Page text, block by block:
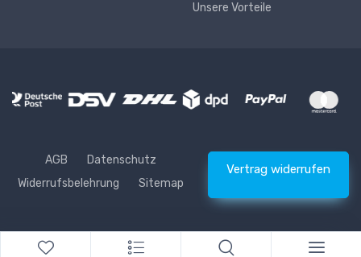
Unsere Vorteile
AGB
Datenschutz
Widerrufsbelehrung
Sitemap
Vertrag widerrufen
* Alle Preise inkl. gesetzlicher USt., zzgl. Versand © Waschhelden